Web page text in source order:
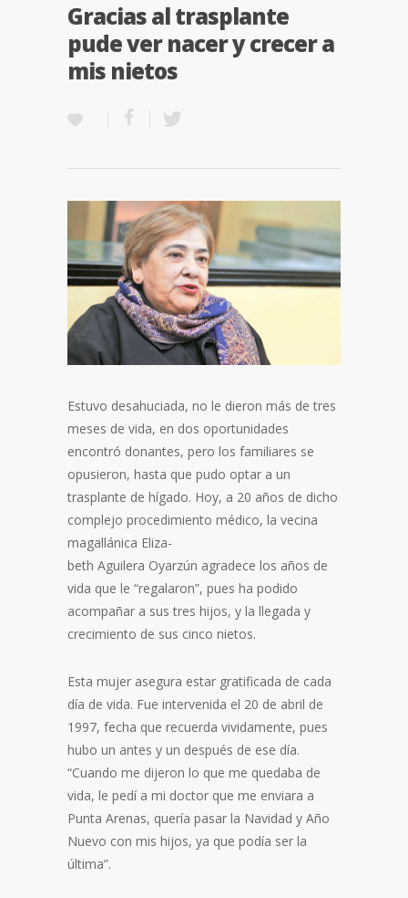
Gracias al trasplante
pude ver nacer y crecer a
mis nietos
Estuvo desahuciada, no le dieron más de tres
meses de vida, en dos oportunidades
encontró donantes, pero los familiares se
opusieron, hasta que pudo optar a un
trasplante de hígado. Hoy, a 20 años de dicho
complejo procedimiento médico, la vecina
magallánica Eliza-
beth Aguilera Oyarzún agradece los años de
vida que le “regalaron”, pues ha podido
acompañar a sus tres hijos, y la llegada y
crecimiento de sus cinco nietos.
Esta mujer asegura estar gratificada de cada
día de vida. Fue intervenida el 20 de abril de
1997, fecha que recuerda vividamente, pues
hubo un antes y un después de ese día.
“Cuando me dijeron lo que me quedaba de
vida, le pedí a mi doctor que me enviara a
Punta Arenas, quería pasar la Navidad y Año
Nuevo con mis hijos, ya que podía ser la
última”.